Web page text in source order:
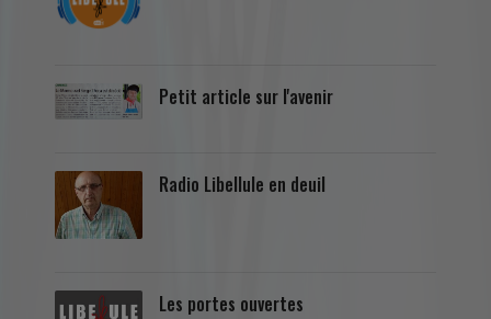
Petit article sur l'avenir
Radio Libellule en deuil
Les portes ouvertes